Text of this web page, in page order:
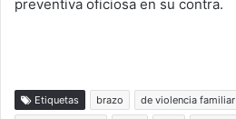
preventiva oficiosa en su contra.
Etiquetas brazo de violencia familiar